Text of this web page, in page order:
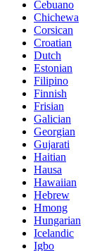
Cebuano
Chichewa
Corsican
Croatian
Dutch
Estonian
Filipino
Finnish
Frisian
Galician
Georgian
Gujarati
Haitian
Hausa
Hawaiian
Hebrew
Hmong
Hungarian
Icelandic
Igbo